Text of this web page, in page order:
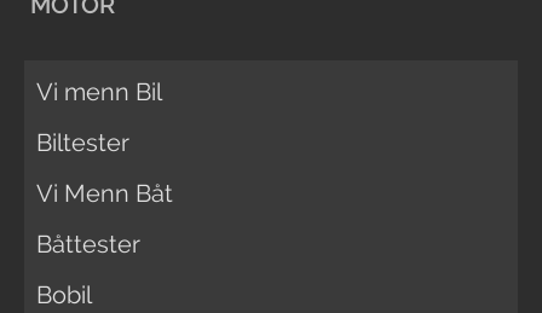
Vi menn Bil
Biltester
Vi Menn Båt
Båttester
Bobil